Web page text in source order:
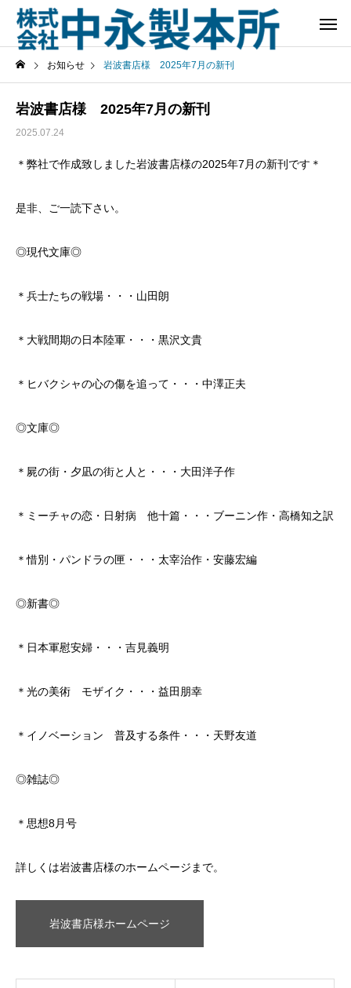
お知らせ 岩波書店様 2025年7月の新刊
岩波書店様 2025年7月の新刊
2025.07.24
＊弊社で作成致しました岩波書店様の2025年7月の新刊です＊
是非、ご一読下さい。
◎現代文庫◎
＊兵士たちの戦場・・・山田朗
＊大戦間期の日本陸軍・・・黒沢文貴
＊ヒバクシャの心の傷を追って・・・中澤正夫
◎文庫◎
＊屍の街・夕凪の街と人と・・・大田洋子作
＊ミーチャの恋・日射病 他十篇・・・ブーニン作・高橋知之訳
＊惜別・パンドラの匣・・・太宰治作・安藤宏編
◎新書◎
＊日本軍慰安婦・・・吉見義明
＊光の美術 モザイク・・・益田朋幸
＊イノベーション 普及する条件・・・天野友道
◎雑誌◎
＊思想8月号
詳しくは岩波書店様のホームページまで。
岩波書店様ホームページ